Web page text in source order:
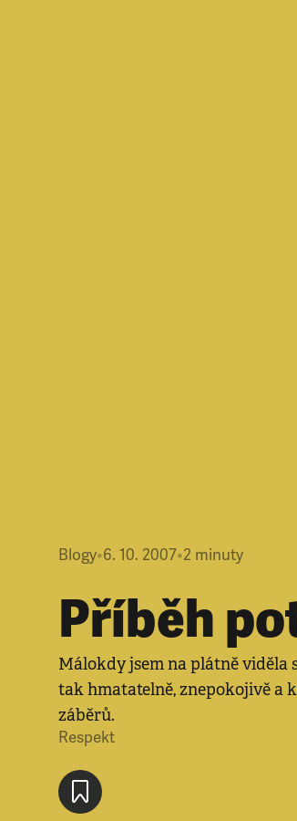
Blogy•6. 10. 2007•2 minuty
Příběh
Málokdy jsem na plátně viděla
tak hmatatelně, znepokojivě a
záběrů.
Respekt